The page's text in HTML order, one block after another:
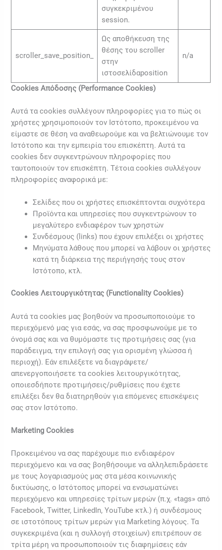
συγκεκριμένου
session.
scroller_save_position_
Ως αποθήκευση της
θέσης του scroller
στην
ιστοσελίδαposition
n/a
Cookies Απόδοσης (Performance Cookies)
Αυτά τα cookies συλλέγουν πληροφορίες για το πώς οι
χρήστες χρησιμοποιούν τον Ιστότοπο, προκειμένου να
είμαστε σε θέση να αναθεωρούμε και να βελτιώνουμε τον
Ιστότοπο και την εμπειρία του επισκέπτη. Αυτά τα
cookies δεν συγκεντρώνουν πληροφορίες που
ταυτοποιούν τον επισκέπτη. Τέτοια cookies συλλέγουν
πληροφορίες αναφορικά με:
Σελίδες που οι χρήστες επισκέπτονται συχνότερα
Προϊόντα και υπηρεσίες που συγκεντρώνουν το
μεγαλύτερο ενδιαφέρον των χρηστών
Συνδέσμους (links) που έχουν επιλέξει οι χρήστες
Μηνύματα λάθους που μπορεί να λάβουν οι χρήστες
κατά τη διάρκεια της περιήγησής τους στον
Ιστότοπο, κτλ.
Cookies Λειτουργικότητας (Functionality Cookies)
Αυτά τα cookies μας βοηθούν να προσωποποιούμε το
περιεχόμενό μας για εσάς, να σας προσφωνούμε με το
όνομά σας και να θυμόμαστε τις προτιμήσεις σας (για
παράδειγμα, την επιλογή σας για ορισμένη γλώσσα ή
περιοχή). Εάν επιλέξετε να διαγράψετε/
απενεργοποιήσετε τα cookies λειτουργικότητας,
οποιεσδήποτε προτιμήσεις/ρυθμίσεις που έχετε
επιλέξει δεν θα διατηρηθούν για επόμενες επισκέψεις
σας στον Ιστότοπο.
Marketing Cookies
Προκειμένου να σας παρέχουμε πιο ενδιαφέρον
περιεχόμενο και να σας βοηθήσουμε να αλληλεπιδράσετε
με τους λογαριασμούς μας στα μέσα κοινωνικής
δικτύωσης, ο Ιστότοπος μπορεί να ενσωματώνει
περιεχόμενο και υπηρεσίες τρίτων μερών (π.χ. «tags» από
Facebook, Twitter, LinkedIn, YouTube κτλ.) ή συνδέσμους
σε ιστοτόπους τρίτων μερών για Marketing λόγους. Τα
συγκεκριμένα (και η συλλογή στοιχείων) επιτρέπουν σε
τρίτα μέρη να προσωποποιούν τις διαφημίσεις εάν